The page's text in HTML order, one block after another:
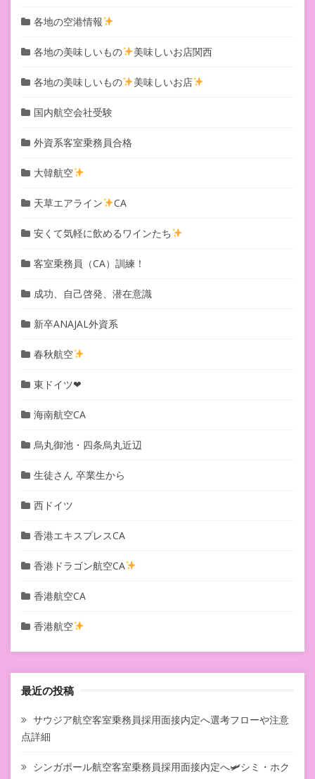
各地の空港情報
各地の美味しいもの 美味しいお店関西
各地の美味しいもの 美味しいお店
国内航空会社受験
外資系客室乗務員合格
大韓航空
天草エアライン CA
安くて気軽に飲めるワインたち
客室乗務員（CA）訓練！
成功、自己啓発、潜在意識
新卒ANAJAL外資系
春秋航空
東ドイツ❤︎
海南航空CA
烏丸御池・四条烏丸近辺
生徒さん 卒業生から
西ドイツ
香港エキスプレスCA
香港ドラゴン航空CA
香港航空CA
香港航空
最近の投稿
サウジア航空客室乗務員採用面接内定へ選考フローや注意
点詳細
シンガポール航空客室乗務員採用面接内定へ🛩シミ・ホク